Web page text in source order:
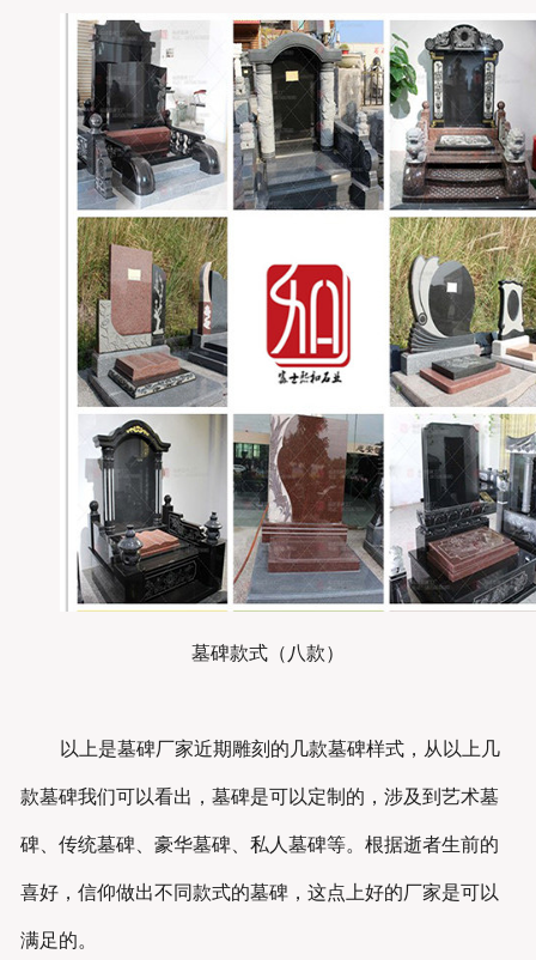
墓碑款式（八款）
以上是墓碑厂家近期雕刻的几款墓碑样式，从以上几
款墓碑我们可以看出，墓碑是可以定制的，涉及到艺术墓
碑、传统墓碑、豪华墓碑、私人墓碑等。根据逝者生前的
喜好，信仰做出不同款式的墓碑，这点上好的厂家是可以
满足的。